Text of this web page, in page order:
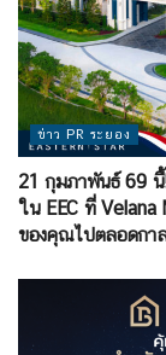
ข่าว PR ระยอง
21 กุมภาพันธ์ 69 นี้
ใน EEC ที่ Velana
ของคุณไปตลอดกา